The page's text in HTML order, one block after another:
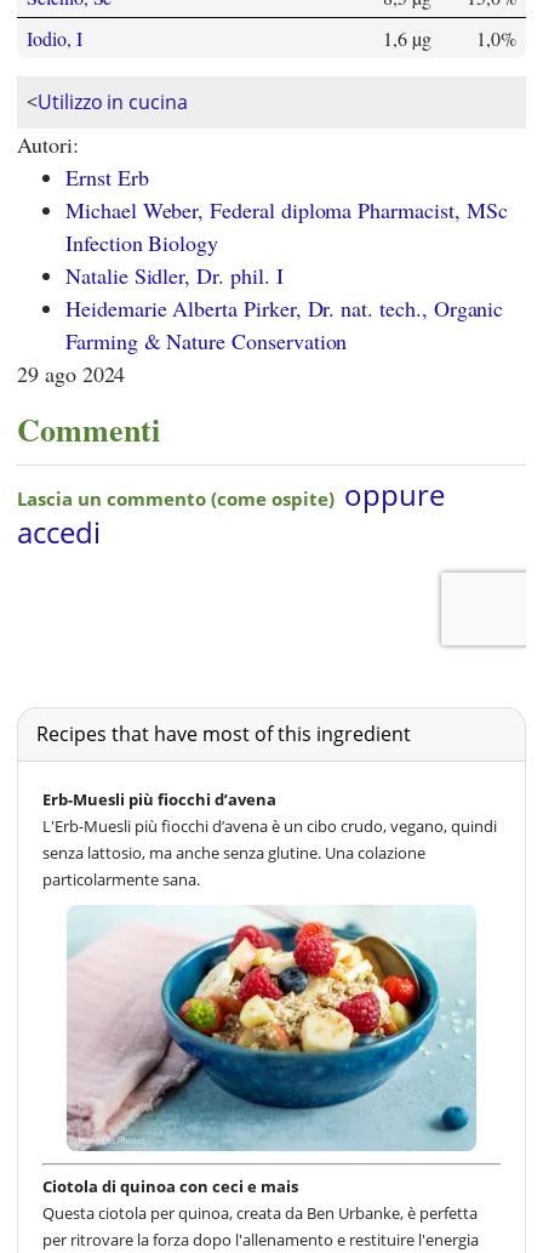
Iodio, I
1,6 µg 1,0%
<Utilizzo in cucina
Autori:
Ernst Erb
Michael Weber, Federal diploma Pharmacist, MSc
Infection Biology
Natalie Sidler, Dr. phil. I
Heidemarie Alberta Pirker, Dr. nat. tech., Organic
Farming & Nature Conservation
29 ago 2024
Commenti
Recipes that have most of this ingredient
Erb-Muesli più fiocchi d’avena
L'Erb-Muesli più fiocchi d’avena è un cibo crudo, vegano, quindi
senza lattosio, ma anche senza glutine. Una colazione
particolarmente sana.
Ciotola di quinoa con ceci e mais
Questa ciotola per quinoa, creata da Ben Urbanke, è perfetta
per ritrovare la forza dopo l'allenamento e restituire l'energia